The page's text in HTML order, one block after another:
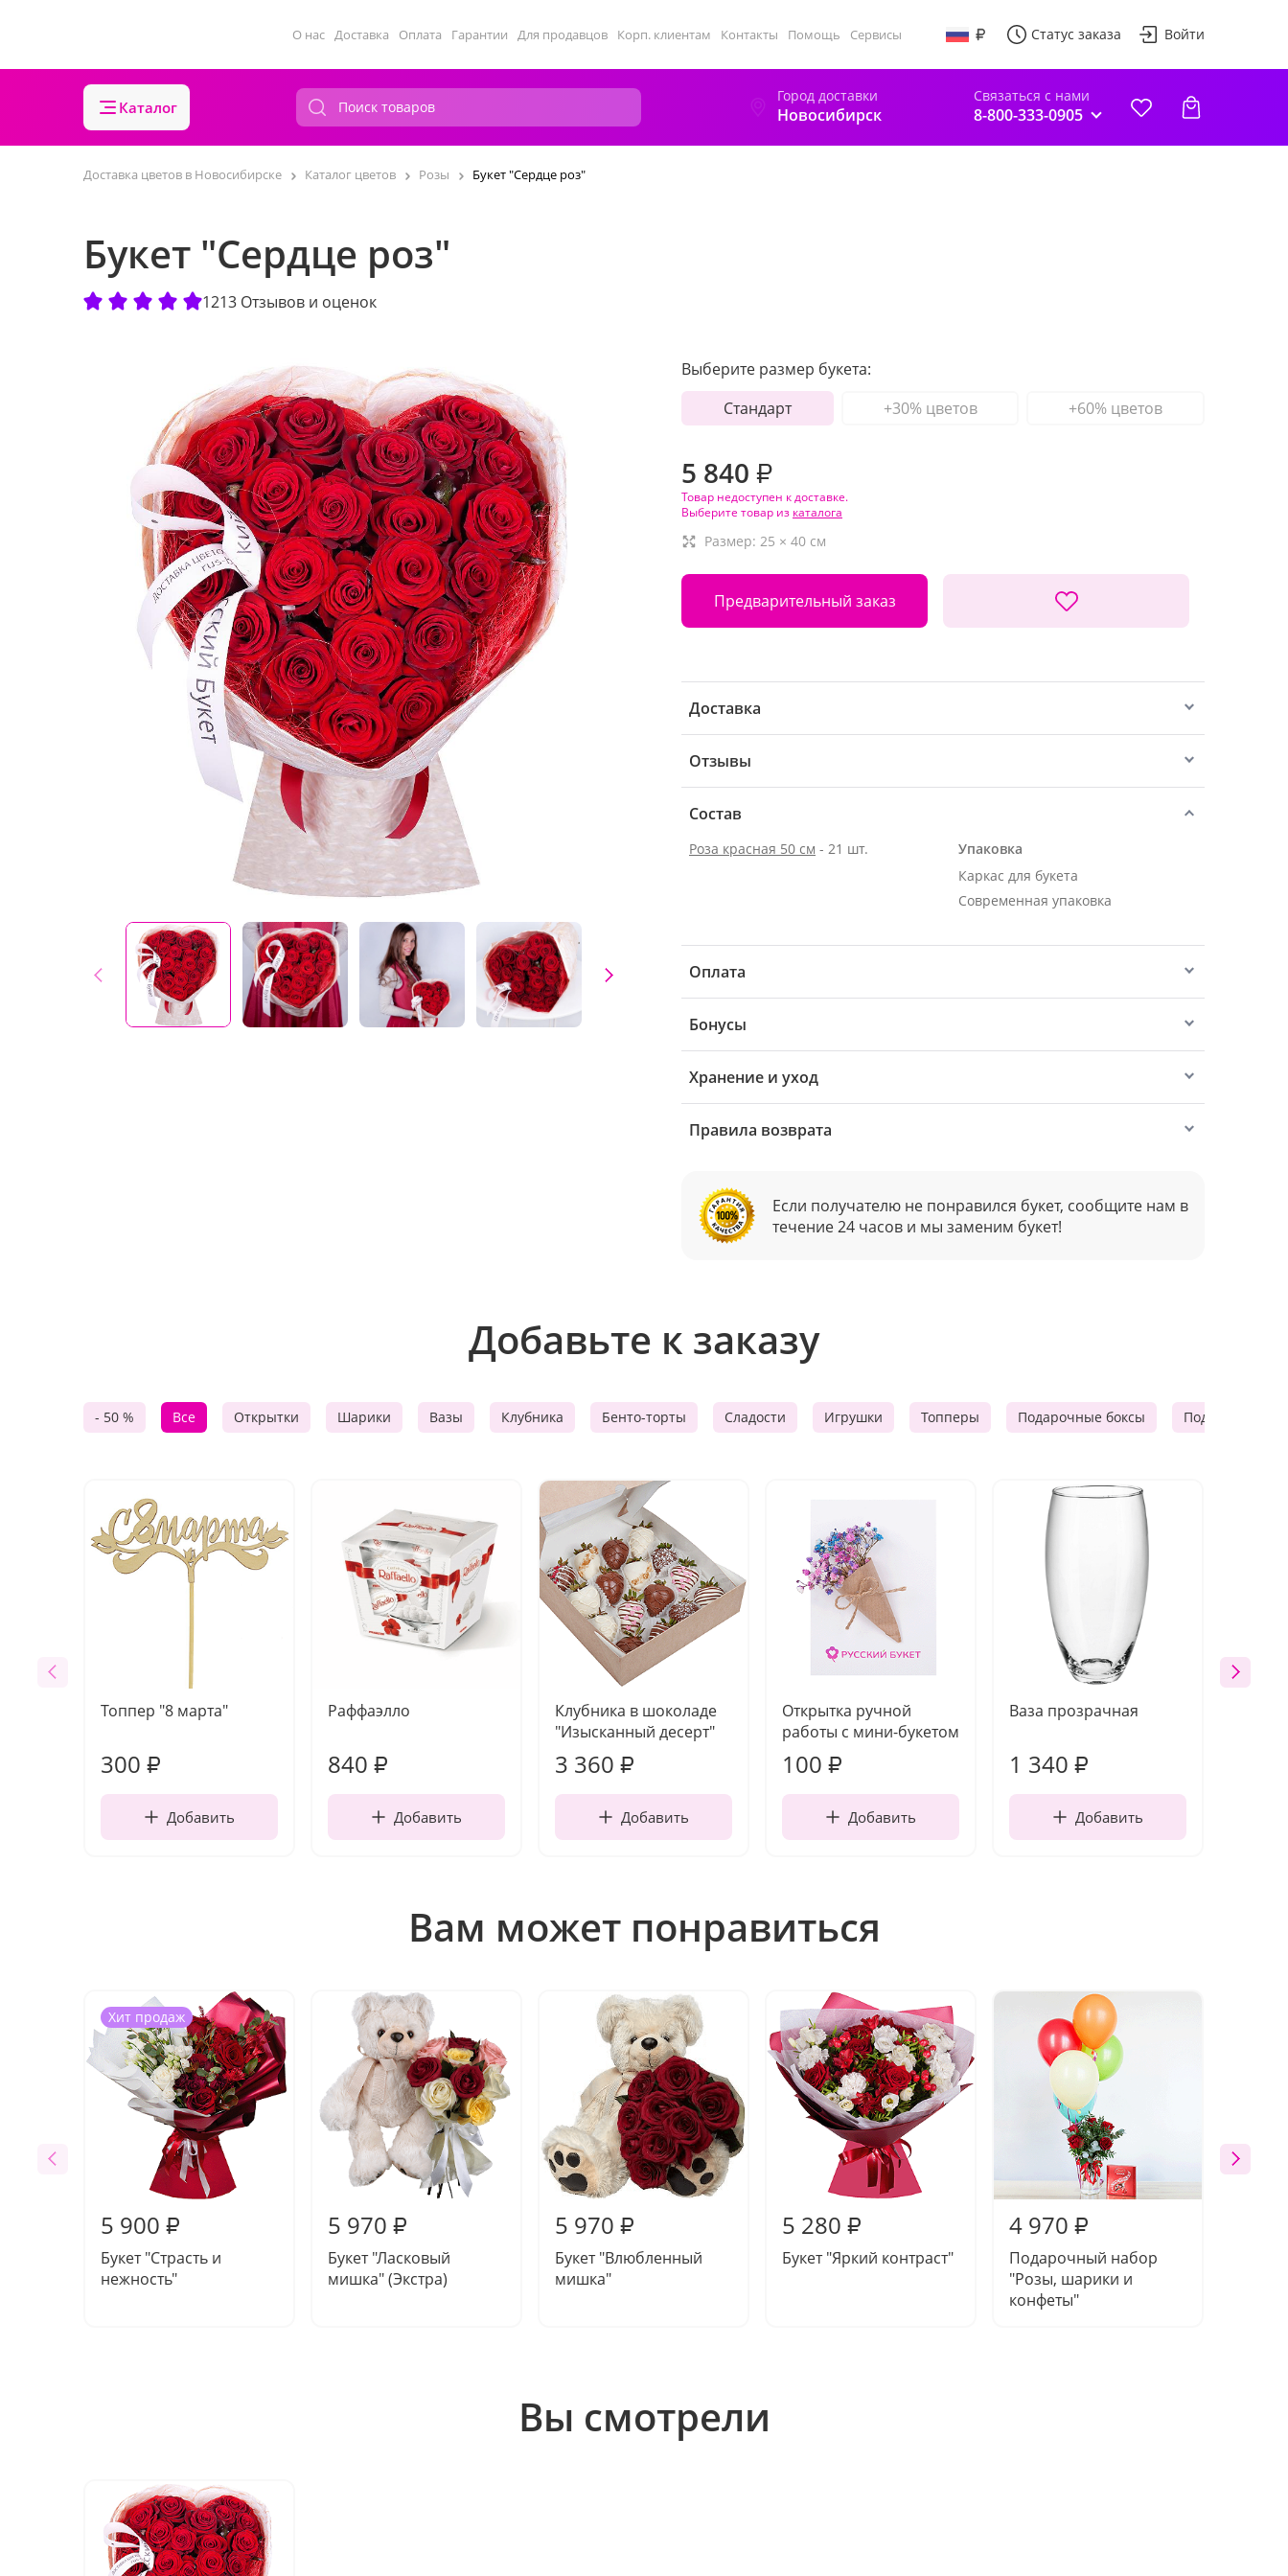
О нас Доставка Оплата Гарантии Для продавцов Корп. клиентам Контакты Помощь Сервисы Статус заказа Войти
Каталог
Город доставки
Новосибирск
Связаться с нами
8-800-333-0905
Доставка цветов в Новосибирске Каталог цветов Розы Букет "Сердце роз"
Букет "Сердце роз"
1213 Отзывов и оценок
Выберите размер букета:
Стандарт
+30% цветов +60% цветов
5 840 ₽
Товар недоступен к доставке.
Выберите товар из каталога
Размер: 25 × 40 см
Предварительный заказ
Доставка
Отзывы
Состав
Роза красная 50 см - 21 шт.
Упаковка
Каркас для букета
Современная упаковка
Оплата
Бонусы
Хранение и уход
Правила возврата
Если получателю не понравился букет, сообщите нам в
течение 24 часов и мы заменим букет!
Добавьте к заказу
- 50 % Все Открытки Шарики Вазы Клубника Бенто-торты Сладости Игрушки Топперы Подарочные боксы Подарочные
Топпер "8 марта"
300 ₽
Добавить
Раффаэлло
840 ₽
Добавить
Клубника в шоколаде
"Изысканный десерт"
3 360 ₽
Добавить
Открытка ручной
работы с мини-букетом
100 ₽
Добавить
Ваза прозрачная
1 340 ₽
Добавить
Вам может понравиться
Хит продаж
5 900 ₽
Букет "Страсть и
нежность"
5 970 ₽
Букет "Ласковый
мишка" (Экстра)
5 970 ₽
Букет "Влюбленный
мишка"
5 280 ₽
Букет "Яркий контраст"
4 970 ₽
Подарочный набор
"Розы, шарики и
конфеты"
Вы смотрели